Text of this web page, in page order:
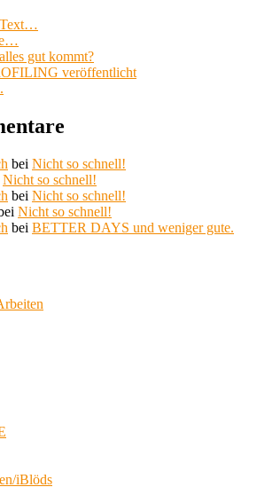
gut kommt?
veröffentlicht
bei Nicht so schnell!
Nicht so schnell!
bei Nicht so schnell!
Nicht so schnell!
bei BETTER DAYS und weniger gute.
iBlöds